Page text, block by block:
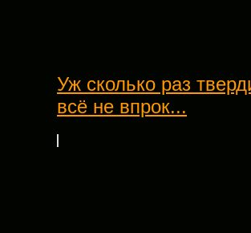
Уж сколько раз
всё не впрок...